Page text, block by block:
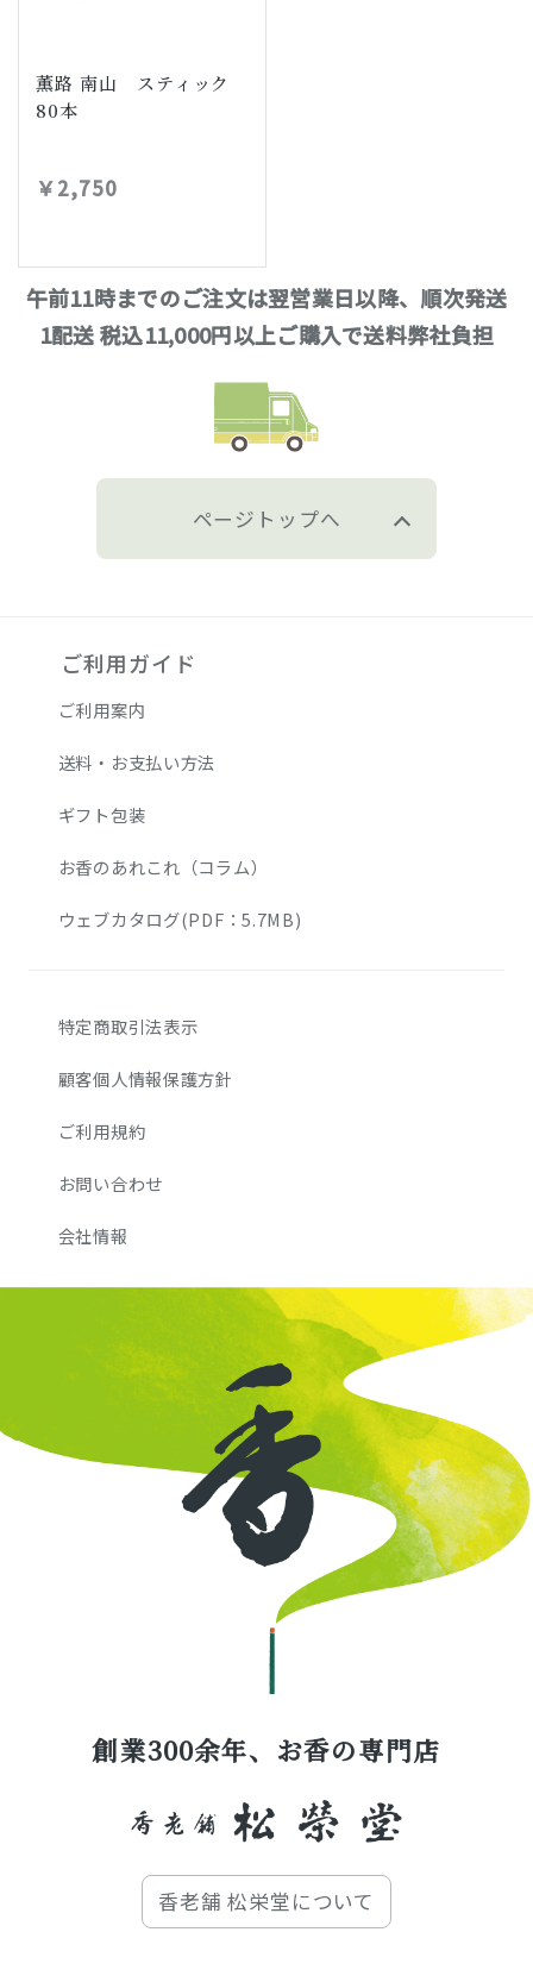
薫路 南山 スティック
80本
￥2,750
午前11時までのご注文は翌営業日以降、順次発送
1配送 税込11,000円以上ご購入で送料弊社負担
ページトップへ
ご利用ガイド
ご利用案内
送料・お支払い方法
ギフト包装
お香のあれこれ（コラム）
ウェブカタログ(PDF：5.7MB)
特定商取引法表示
顧客個人情報保護方針
ご利用規約
お問い合わせ
会社情報
創業300余年、お香の専門店
香老舗 松栄堂について